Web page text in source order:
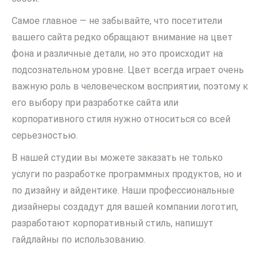
Самое главное — не забывайте, что посетители
вашего сайта редко обращают внимание на цвет
фона и различные детали, но это происходит на
подсознательном уровне. Цвет всегда играет очень
важную роль в человеческом восприятии, поэтому к
его выбору при разработке сайта или
корпоративного стиля нужно относиться со всей
серьезностью.
В нашей студии вы можете заказать не только
услуги по разработке программных продуктов, но и
по дизайну и айдентике. Наши профессиональные
дизайнеры создадут для вашей компании логотип,
разработают корпоративный стиль, напишут
гайдлайны по использованию.